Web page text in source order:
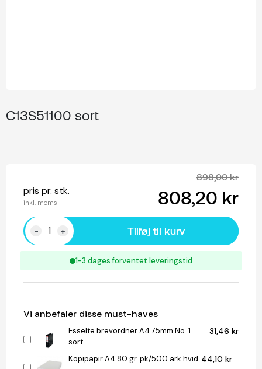
C13S51100 sort
898,00 kr
pris pr. stk.
inkl. moms 808,20 kr
- + Tilføj til kurv
1-3 dages forventet leveringstid
Vi anbefaler disse must-haves
Esselte brevordner A4 75mm No. 1
sort
31,46 kr
Kopipapir A4 80 gr. pk/500 ark hvid 44,10 kr